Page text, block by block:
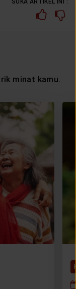
minat kamu.